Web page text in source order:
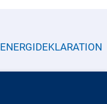
ENERGIDEKLARATION